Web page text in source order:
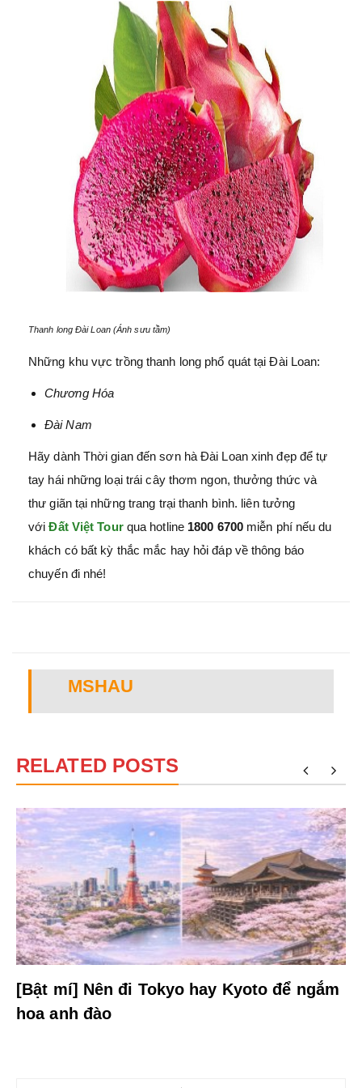
Thanh long Đài Loan (Ánh sưu tầm)
Những khu vực trồng thanh long phổ quát tại Đài Loan:
Chương Hóa
Đài Nam
Hãy dành Thời gian đến sơn hà Đài Loan xinh đẹp để tự
tay hái những loại trái cây thơm ngon, thưởng thức và
thư giãn tại những trang trại thanh bình. liên tưởng
với Đất Việt Tour qua hotline 1800 6700 miễn phí nếu du
khách có bất kỳ thắc mắc hay hỏi đáp về thông báo
chuyến đi nhé!
MSHAU
RELATED POSTS
[Bật mí] Nên đi Tokyo hay Kyoto để ngắm
hoa anh đào